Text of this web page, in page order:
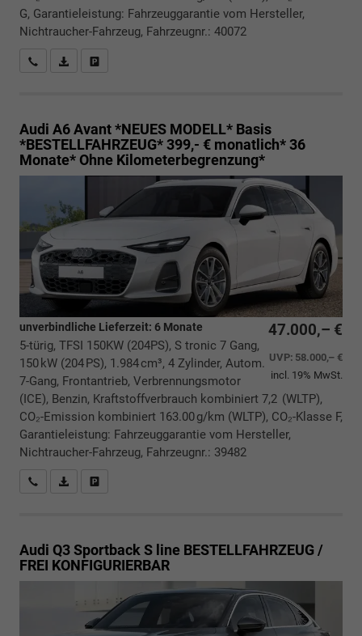
G, Garantieleistung: Fahrzeuggarantie vom Hersteller,
Nichtraucher-Fahrzeug, Fahrzeugnr.: 40072
Rückrufbitte absenden
PDF-Datei, Fahrzeugexposé drucken
Audi A6 Avant *NEUES MODELL* Basis
*BESTELLFAHRZEUG* 399,- € monatlich* 36
Monate* Ohne Kilometerbegrenzung*
47.000,– €
UVP: 58.000,– €
incl. 19% MwSt.
unverbindliche Lieferzeit: 6 Monate
5-türig, TFSI 150KW (204PS), S tronic 7 Gang,
150 kW (204 PS), 1.984 cm³, 4 Zylinder, Autom.
7-Gang, Frontantrieb, Verbrennungsmotor
(ICE), Benzin, Kraftstoffverbrauch kombiniert 7,2 (WLTP),
CO₂-Emission kombiniert 163.00 g/km (WLTP), CO₂-Klasse F,
Garantieleistung: Fahrzeuggarantie vom Hersteller,
Nichtraucher-Fahrzeug, Fahrzeugnr.: 39482
Rückrufbitte absenden
PDF-Datei, Fahrzeugexposé drucken
Audi Q3 Sportback S line BESTELLFAHRZEUG /
FREI KONFIGURIERBAR